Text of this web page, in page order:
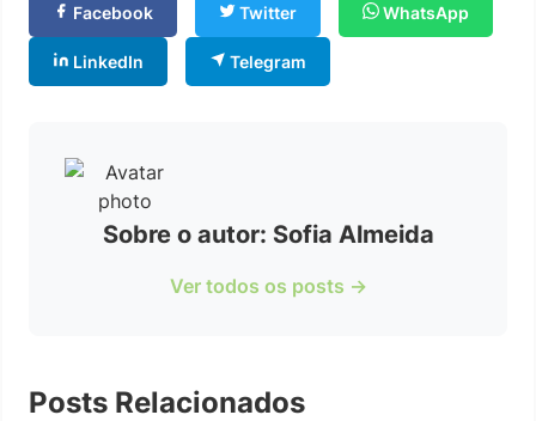
Facebook Twitter WhatsApp
LinkedIn Telegram
Sobre o autor: Sofia Almeida
Ver todos os posts →
Posts Relacionados